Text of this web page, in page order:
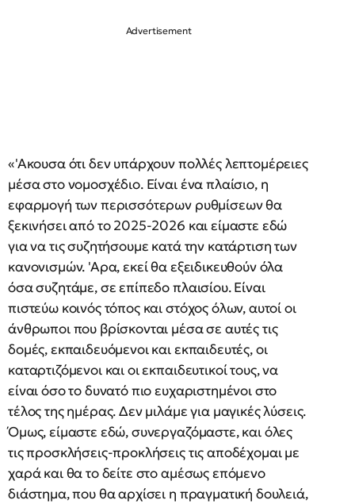
«'Ακουσα ότι δεν υπάρχουν πολλές λεπτομέρειες
μέσα στο νομοσχέδιο. Είναι ένα πλαίσιο, η
εφαρμογή των περισσότερων ρυθμίσεων θα
ξεκινήσει από το 2025-2026 και είμαστε εδώ
για να τις συζητήσουμε κατά την κατάρτιση των
κανονισμών. 'Αρα, εκεί θα εξειδικευθούν όλα
όσα συζητάμε, σε επίπεδο πλαισίου. Είναι
πιστεύω κοινός τόπος και στόχος όλων, αυτοί οι
άνθρωποι που βρίσκονται μέσα σε αυτές τις
δομές, εκπαιδευόμενοι και εκπαιδευτές, οι
καταρτιζόμενοι και οι εκπαιδευτικοί τους, να
είναι όσο το δυνατό πιο ευχαριστημένοι στο
τέλος της ημέρας. Δεν μιλάμε για μαγικές λύσεις.
Όμως, είμαστε εδώ, συνεργαζόμαστε, και όλες
τις προσκλήσεις-προκλήσεις τις αποδέχομαι με
χαρά και θα το δείτε στο αμέσως επόμενο
διάστημα, που θα αρχίσει η πραγματική δουλειά,